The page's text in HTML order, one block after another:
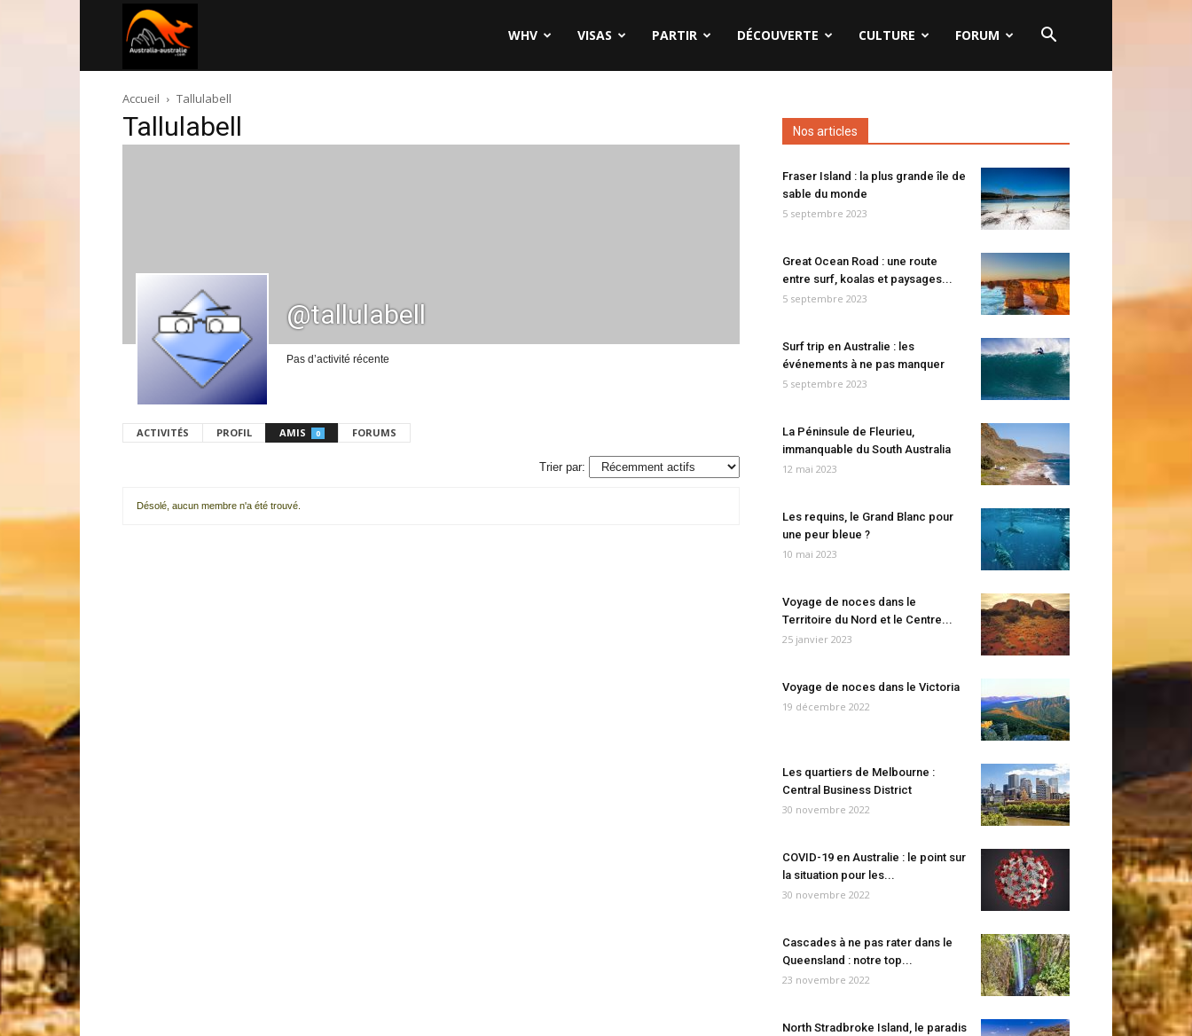
australie.com
WHV VISAS PARTIR DÉCOUVERTE CULTURE FORUM
Accueil Tallulabell
Tallulabell
@tallulabell
Pas d’activité récente
ACTIVITÉS PROFIL AMIS 0 FORUMS
Trier par:
Désolé, aucun membre n'a été trouvé.
Nos articles
Fraser Island : la plus grande île de
sable du monde
5 septembre 2023
Great Ocean Road : une route
entre surf, koalas et paysages...
5 septembre 2023
Surf trip en Australie : les
événements à ne pas manquer
5 septembre 2023
La Péninsule de Fleurieu,
immanquable du South Australia
12 mai 2023
Les requins, le Grand Blanc pour
une peur bleue ?
10 mai 2023
Voyage de noces dans le
Territoire du Nord et le Centre...
25 janvier 2023
Voyage de noces dans le Victoria
19 décembre 2022
Les quartiers de Melbourne :
Central Business District
30 novembre 2022
COVID-19 en Australie : le point sur
la situation pour les...
30 novembre 2022
Cascades à ne pas rater dans le
Queensland : notre top...
23 novembre 2022
North Stradbroke Island, le paradis